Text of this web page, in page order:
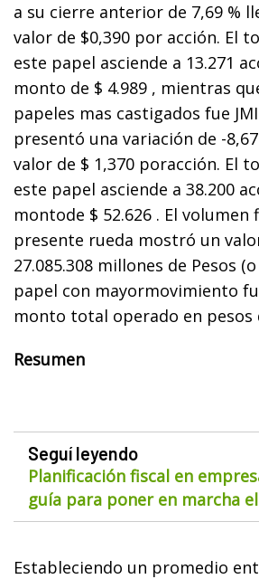
a su cierre anterior de 7,69 %
valor de $0,390 por acción. El
este papel asciende a 13.271
monto de $ 4.989 , mientras
papeles mas castigados fue
presentó una variación de -
valor de $ 1,370 poracción. El
este papel asciende a 38.200
montode $ 52.626 . El volumen
presente rueda mostró un
27.085.308 millones de Pesos
papel con mayormovimiento
monto total operado en pesos
Resumen
Seguí leyendo
Planificación fiscal en
guía para poner en marcha el
Estableciendo un promedio